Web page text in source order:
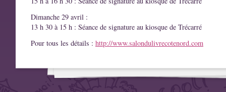
Dimanche 29 avril :
13 h 30 à 15 h : Séance de signature au kiosque de Trécarré
Pour tous les détails : http://www.salondulivrecotenord.com